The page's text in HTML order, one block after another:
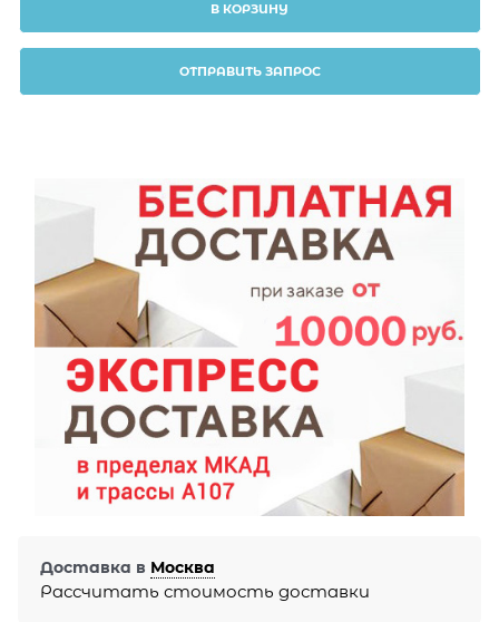
В КОРЗИНУ
ОТПРАВИТЬ ЗАПРОС
Доставка в Москва
Рассчитать стоимость доставки